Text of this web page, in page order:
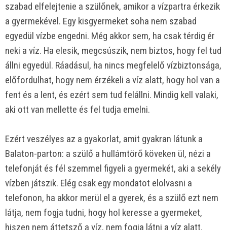
szabad elfelejtenie a szülőnek, amikor a vízpartra érkezik
a gyermekével. Egy kisgyermeket soha nem szabad
egyedül vízbe engedni. Még akkor sem, ha csak térdig ér
neki a víz. Ha elesik, megcsúszik, nem biztos, hogy fel tud
állni egyedül. Ráadásul, ha nincs megfelelő vízbiztonsága,
előfordulhat, hogy nem érzékeli a víz alatt, hogy hol van a
fent és a lent, és ezért sem tud felállni. Mindig kell valaki,
aki ott van mellette és fel tudja emelni.
Ezért veszélyes az a gyakorlat, amit gyakran látunk a
Balaton-parton: a szülő a hullámtörő köveken ül, nézi a
telefonját és fél szemmel figyeli a gyermekét, aki a sekély
vízben játszik. Elég csak egy mondatot elolvasni a
telefonon, ha akkor merül el a gyerek, és a szülő ezt nem
látja, nem fogja tudni, hogy hol keresse a gyermeket,
hiszen nem áttetsző a víz, nem fogja látni a víz alatt.